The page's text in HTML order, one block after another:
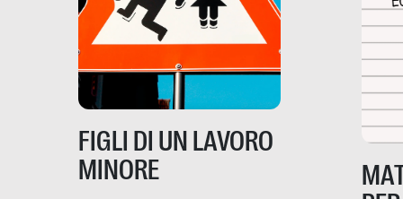
e crisi penetrino nel tessuto
più intimo delle società per
alterarne le molecole
professionali – e, attraverso
esse, il senso stesso della
FIGLI DI UN LAVORO
MINORE